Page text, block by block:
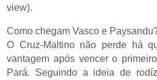
view).
Como chegam Vasco e
O Cruz-Maltino não perde há
vantagem após vencer o
Pará. Seguindo a ideia de